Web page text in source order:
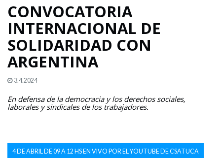
CONVOCATORIA
INTERNACIONAL DE
SOLIDARIDAD CON
ARGENTINA
3.4.2024
En defensa de la democracia y los derechos sociales,
laborales y sindicales de los trabajadores.
4 DE ABRIL DE 09 A 12 HS EN VIVO POR EL YOUTUBE DE CSATUCA